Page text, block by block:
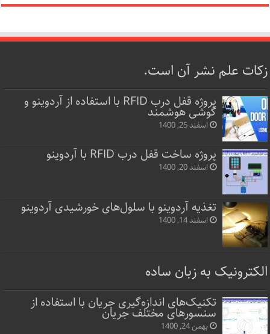
زکات علم نشر آن است.
پروژه قفل‌ درب RFID با استفاده از آردوینو و
گوشی هوشمند
اسفند 25, 1400
پروژه ساخت قفل‌ درب RFID با آردوینو
اسفند 20, 1400
تغذیه آردوینو با سلول‌های خورشیدی آردوینو
اسفند 14, 1400
الکترونیک به زبان ساده
تکنیک‌های اندازه‌گیری جریان با استفاده از
سنسورهای مختلف جریان
بهمن 24, 1400